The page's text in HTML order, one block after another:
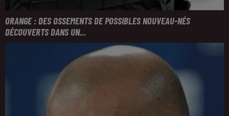
ORANGE : DES OSSEMENTS DE POSSIBLES NOUVEAU-NÉS
DÉCOUVERTS DANS UN...